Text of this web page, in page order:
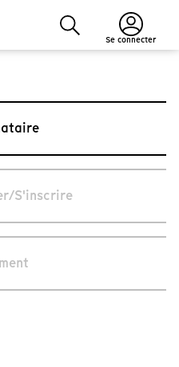
Se connecter
S'inscrire